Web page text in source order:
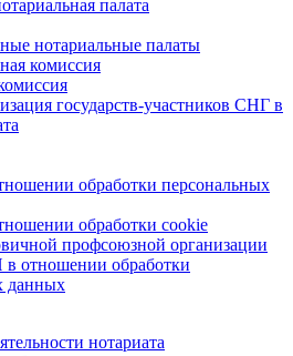
палата
нотариальные палаты
комиссия
государств-участников СНГ в
обработки персональных
обработки cookie
профсоюзной организации
отношении обработки
данных
нотариата